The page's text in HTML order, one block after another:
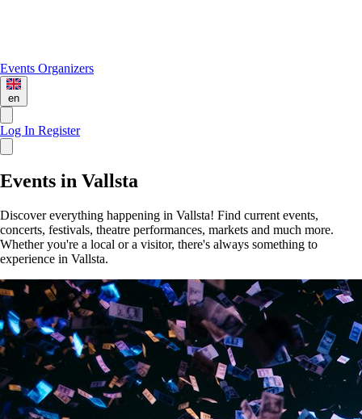
Events Organizers
en
Log In Register
Events in Vallsta
Discover everything happening in Vallsta! Find current events,
concerts, festivals, theatre performances, markets and much more.
Whether you're a local or a visitor, there's always something to
experience in Vallsta.